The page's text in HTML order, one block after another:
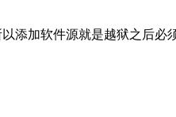
添加软件源就是越狱之后